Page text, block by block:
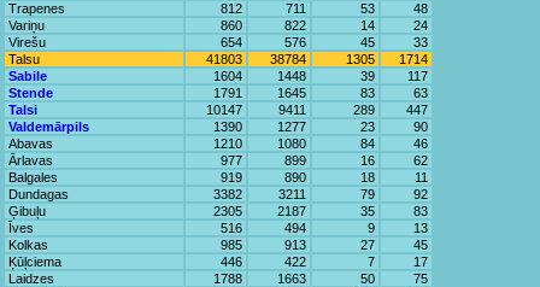
Trapenes
812 711 53
48
Variņu
860 822 14
24
Virešu
654 576 45
33
Talsu
41803 38784 1305
1714
Sabile
1604 1448 39
117
Stende
1791 1645 83
63
Talsi
10147 9411 289
447
Valdemārpils
1390 1277 23
90
Abavas
1210 1080 84
46
Ārlavas
977 899 16
62
Balgales
919 890 18
11
Dundagas
3382 3211 79
92
Ģibuļu
2305 2187 35
83
Īves
516 494 9
13
Kolkas
985 913 27
45
Ķūļciema
446 422 7
17
Laidzes
1788 1663 50
75